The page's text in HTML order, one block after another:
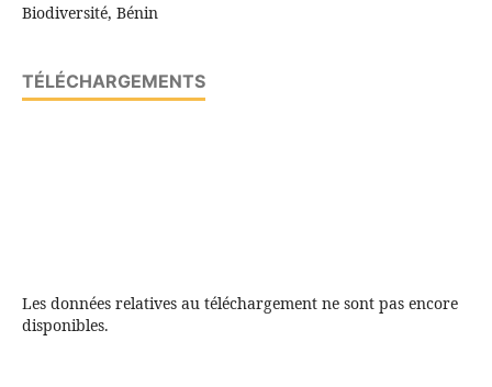
Biodiversité, Bénin
TÉLÉCHARGEMENTS
Les données relatives au téléchargement ne sont pas encore
disponibles.